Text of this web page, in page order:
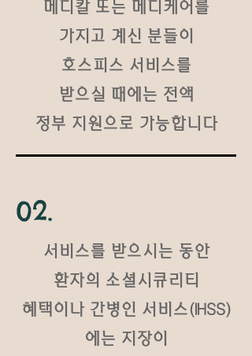
메디칼 또는 메디케어를
가지고 계신 분들이
호스피스 서비스를
받으실 때에는 전액
정부 지원으로 가능합니다
02.
서비스를 받으시는 동안
환자의 소셜시큐리티
혜택이나 간병인 서비스(IHSS)
에는 지장이